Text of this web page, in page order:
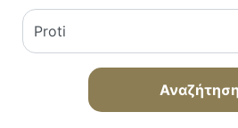
Αναζήτηση